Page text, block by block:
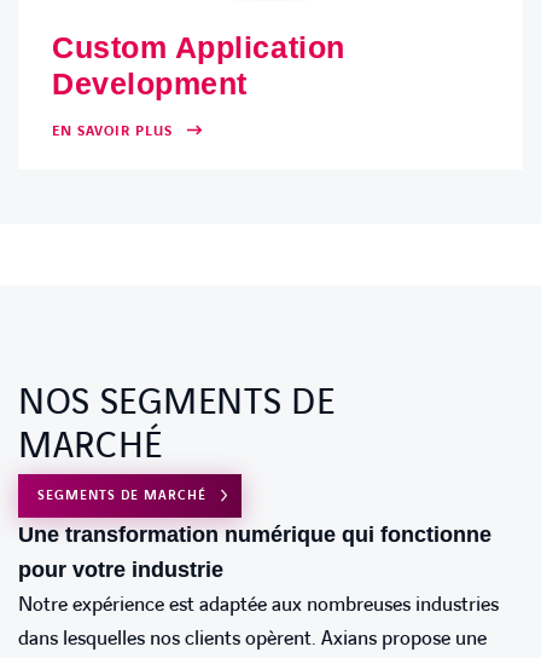
Custom Application
Development
EN SAVOIR PLUS
NOS SEGMENTS DE
MARCHÉ
SEGMENTS DE MARCHÉ
Une transformation numérique qui fonctionne
pour votre industrie
Notre expérience est adaptée aux nombreuses industries
dans lesquelles nos clients opèrent. Axians propose une